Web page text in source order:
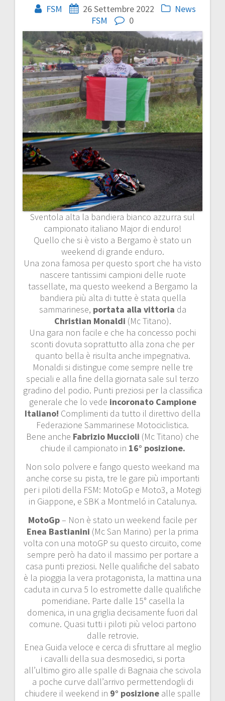
FSM 26 Settembre 2022
News
FSM
0
Sventola alta la bandiera bianco azzurra sul
campionato italiano Major di enduro!
Quello che si è visto a Bergamo è stato un
weekend di grande enduro.
Una zona famosa per questo sport che ha visto
nascere tantissimi campioni delle ruote
tassellate, ma questo weekend a Bergamo la
bandiera più alta di tutte è stata quella
sammarinese, portata alla vittoria da
Christian Monaldi (Mc Titano).
Una gara non facile e che ha concesso pochi
sconti dovuta soprattutto alla zona che per
quanto bella è risulta anche impegnativa.
Monaldi si distingue come sempre nelle tre
speciali e alla fine della giornata sale sul terzo
gradino del podio. Punti preziosi per la classifica
generale che lo vede incoronato Campione
Italiano! Complimenti da tutto il direttivo della
Federazione Sammarinese Motociclistica.
Bene anche Fabrizio Muccioli (Mc Titano) che
chiude il campionato in 16° posizione.
Non solo polvere e fango questo weekand ma
anche corse su pista, tre le gare più importanti
per i piloti della FSM: MotoGp e Moto3, a Motegi
in Giappone, e SBK a Montmeló in Catalunya.
MotoGp– Non è stato un weekend facile per
Enea Bastianini (Mc San Marino) per la prima
volta con una motoGP su questo circuito, come
sempre però ha dato il massimo per portare a
casa punti preziosi. Nelle qualifiche del sabato
è la pioggia la vera protagonista, la mattina una
caduta in curva 5 lo estromette dalle qualifiche
pomeridiane. Parte dalle 15° casella la
domenica, in una griglia decisamente fuori dal
comune. Quasi tutti i piloti più veloci partono
dalle retrovie.
Enea Guida veloce e cerca di sfruttare al meglio
i cavalli della sua desmosedici, si porta
all’ultimo giro alle spalle di Bagnaia che scivola
a poche curve dall’arrivo permettendogli di
chiudere il weekend in 9° posizione alle spalle